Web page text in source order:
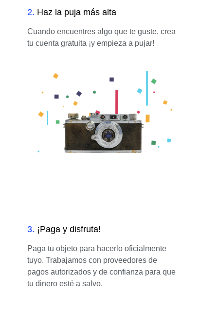
2. Haz la puja más alta
Cuando encuentres algo que te guste, crea
tu cuenta gratuita ¡y empieza a pujar!
3. ¡Paga y disfruta!
Paga tu objeto para hacerlo oficialmente
tuyo. Trabajamos con proveedores de
pagos autorizados y de confianza para que
tu dinero esté a salvo.